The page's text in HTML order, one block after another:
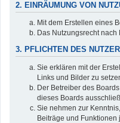
2. EINRÄUMUNG VON
Mit dem Erstellen eines
Das Nutzungsrecht
3. PFLICHTEN DES
Sie erklären mit der
Links und Bilder zu
Der Betreiber des
dieses Boards
Sie nehmen zur
Beiträge und Funktionen